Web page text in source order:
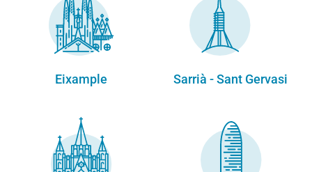
Eixample Sarrià - Sant Gervasi